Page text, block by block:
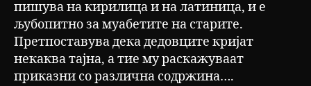
пишува на кирилица и на латиница, и е
љубопитно за муабетите на старите.
Претпоставува дека дедовците кријат
некаква тајна, а тие му раскажуваат
приказни со различна содржина….